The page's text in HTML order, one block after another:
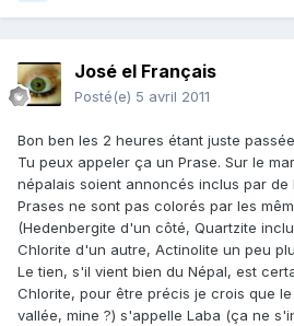
José el Français
Posté(e) 5 avril 2011
Bon ben les 2 heures étant juste
Tu peux appeler ça un Prase. Sur le
népalais soient annoncés inclus par de
Prases ne sont pas colorés par les
(Hedenbergite d'un côté, Quartzite
Chlorite d'un autre, Actinolite un peu
Le tien, s'il vient bien du Népal, est
Chlorite, pour être précis je crois que
vallée, mine ?) s'appelle Laba (ça ne